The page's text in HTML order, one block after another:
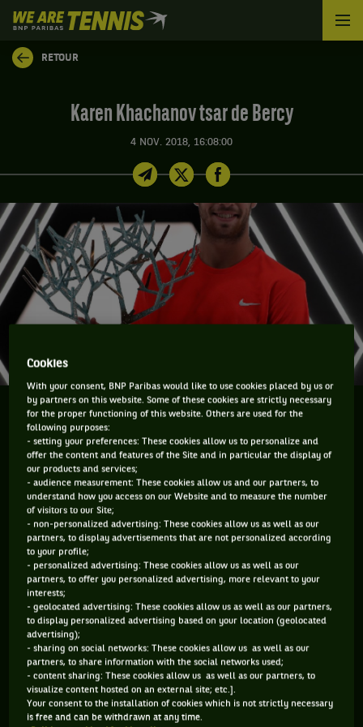
We
are
Tennis
by
RETOUR
Karen Khachanov tsar de Bercy
4 NOV. 2018, 16:08:00
Déjouant tous les pronostics, le Russe de 22 ans
Karen Khachanov décroche le titre à Bercy en
dominant le N°1 mondial et grand favori Novak
Djokovic 7-5 6-4.
On voyait Djokovic, Nadal ou même un Federer - qui s'était
décidé à participer en dernière minute - régner sur Bercy
cette année... C'est finalement
décroche la timballe !
Ceux qui suivent de près la chose tennistique ne donnaient
que peu de chances de triomphe à l'espoir russe face à
vak Djokovic en ce dimanche matin. 1ère finale en Masters
1000 à 47, 18ème mondial contre celui qui vient de remonter
sur le trône de Numéro 1, 4 finales disputées à Bercy toutes
remportées pour le Serbe... Il n'y avait pas photo.
Cookies
With your consent, BNP Paribas would like to use cookies placed by us or
by partners on this website. Some of these cookies are strictly necessary
for the proper functioning of this website. Others are used for the
following purposes:
- setting your preferences: These cookies allow us to personalize and
offer the content and features of the Site and in particular the display of
our products and services;
- audience measurement: These cookies allow us and our partners, to
understand how you access on our Website and to measure the number
of visitors to our Site;
- non-personalized advertising: These cookies allow us as well as our
partners, to display advertisements that are not personalized according
to your profile;
- personalized advertising: These cookies allow us as well as our
partners, to offer you personalized advertising, more relevant to your
interests;
- geolocated advertising: These cookies allow us as well as our partners,
to display personalized advertising based on your location (geolocated
advertising);
- sharing on social networks: These cookies allow us as well as our
partners, to share information with the social networks used;
- content sharing: These cookies allow us as well as our partners, to
visualize content hosted on an external site; etc.].
Your consent to the installation of cookies which is not strictly necessary
is free and can be withdrawn at any time.